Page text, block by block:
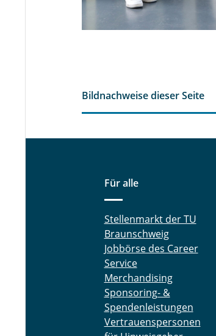
Bildnachweise dieser Seite
Für alle
Stellenmarkt der TU
Braunschweig
Jobbörse des Career
Service
Merchandising
Sponsoring- &
Spendenleistungen
Vertrauenspersonen